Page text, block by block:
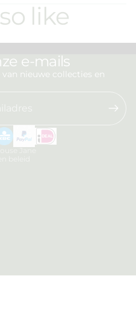
like
e-mails
nieuwe collecties en
Jane